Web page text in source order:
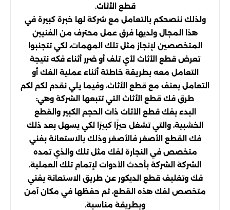
قطع الأثاث.
ولذلك ننصحكم بالتعامل مع شركة لها خبرة كبيرة في
هذا المجال ولديها فرق عمل محترف من الفنيين
المتخصصين لإنجاز مثل تلك المهمات، لكي تتجنبوا
تعرض قطع الأثاث لأي تلف أو ضرر أثناء فكه نتيجة
التعامل معه بطريقة خاطئة أثناء عملية الفك أو
التعامل بعنف مع قطع الأثاث، وفيما يلي نقدم لكم لكم
طرق فك قطع الأثاث التي تتبعها الشركة وهي:
البدء بفك قطع الأثاث ذات الحجم الكبير والقطع
الخشبية، والتي تشغل حيزًا كبيرًا لكي يسهل بعد ذلك
فك القطع الأصغر فالأصغر وذلك بالاستعانة بفني
متخصص في النجارة لفك مثل تلك والذي تمده
الشركة الشركة بأحدث الأدوات لإتمام تلك العملية.
فك وتغليف قطع الديكور عن طريق الاستعانة بفني
متخصص لفك هذه القطع، ثم حفظها في مكان آمن
وبطريقة مناسبة.